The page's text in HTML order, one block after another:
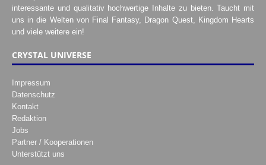
interessante und qualitativ hochwertige Inhalte zu bieten. Taucht mit
uns in die Welten von Final Fantasy, Dragon Quest, Kingdom Hearts
und viele weitere ein!
CRYSTAL UNIVERSE
Impressum
Datenschutz
Kontakt
Redaktion
Jobs
Partner / Kooperationen
Unterstützt uns